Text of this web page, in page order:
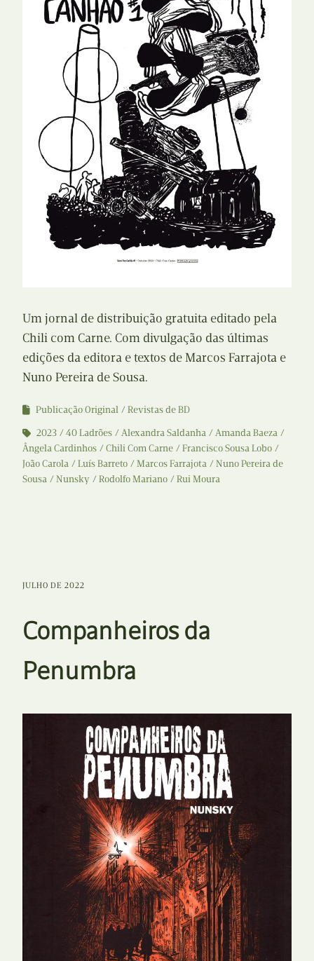
Um jornal de distribuição gratuita editado pela
Chili com Carne. Com divulgação das últimas
edições da editora e textos de Marcos Farrajota e
Nuno Pereira de Sousa.
Publicação Original
Revistas de BD
2023
40 Ladrões Alexandra Saldanha
Amanda Baeza
Ângela Cardinhos
Chili Com Carne
Francisco Sousa Lobo
João Carola
Luís Barreto Marcos Farrajota
Nuno Pereira de
Sousa
Nunsky Rodolfo Mariano Rui Moura
JULHO DE 2022
Companheiros da
Penumbra